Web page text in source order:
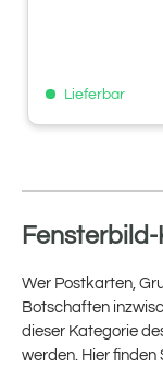
Lieferbar
Wer Postkarten,
Botschaften
dieser Kategorie
werden. Hier finden